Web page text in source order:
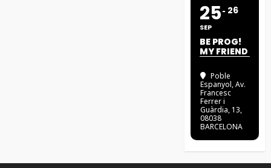
25
SEP
26
BE PROG!
MY FRIEND
Poble
Espanyol, Av.
Francesc
Ferrer i
Guàrdia, 13,
08038
BARCELONA